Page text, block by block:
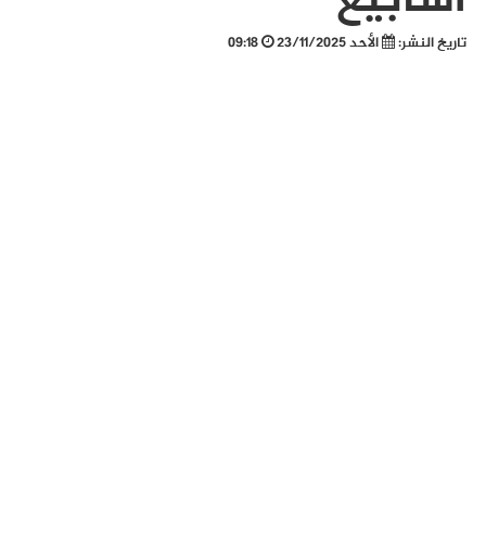
تاريخ النشر: الأحد 23/11/2025